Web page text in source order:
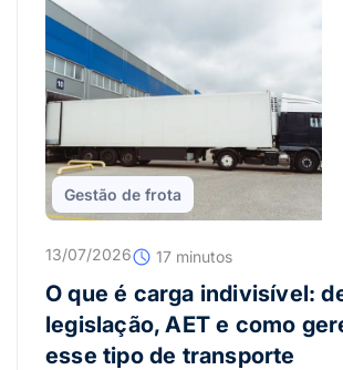
Gestão de frota
13/07/2026 17 minutos
O que é carga indivisível:
legislação, AET e como
esse tipo de transporte